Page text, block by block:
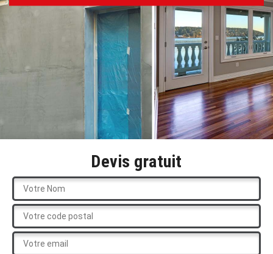
Devis gratuit